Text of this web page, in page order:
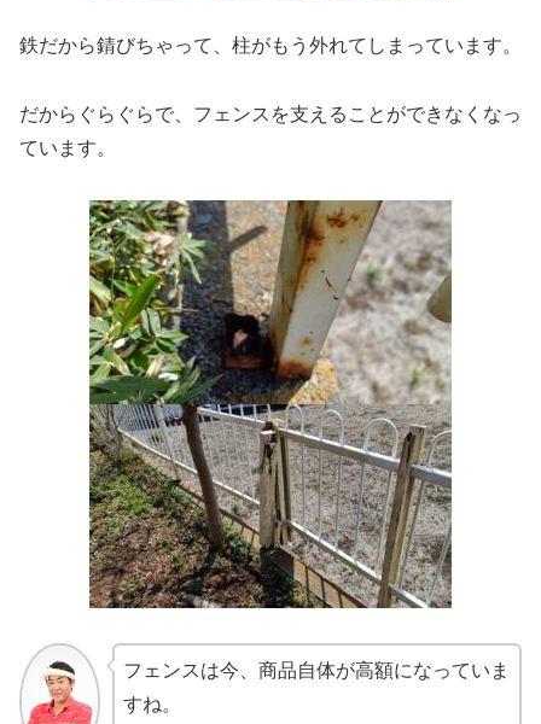
鉄だから錆びちゃって、柱がもう外れてしまっています。
だからぐらぐらで、フェンスを支えることができなくなっ
ています。
フェンスは今、商品自体が高額になっていま
すね。